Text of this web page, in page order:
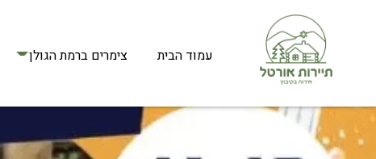
עמוד הבית צימרים ברמת הגולן